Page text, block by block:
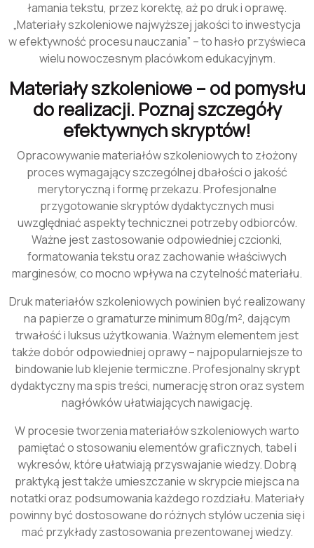
łamania tekstu, przez korektę, aż po druk i oprawę.
„Materiały szkoleniowe najwyższej jakości to inwestycja
w efektywność procesu nauczania” – to hasło przyświeca
wielu nowoczesnym placówkom edukacyjnym.
Materiały szkoleniowe – od pomysłu
do realizacji. Poznaj szczegóły
efektywnych skryptów!
Opracowywanie materiałów szkoleniowych to złożony
proces wymagający szczególnej dbałości o jakość
merytoryczną i formę przekazu. Profesjonalne
przygotowanie skryptów dydaktycznych musi
uwzględniać aspekty technicznei potrzeby odbiorców.
Ważne jest zastosowanie odpowiedniej czcionki,
formatowania tekstu oraz zachowanie właściwych
marginesów, co mocno wpływa na czytelność materiału.
Druk materiałów szkoleniowych powinien być realizowany
na papierze o gramaturze minimum 80g/m², dającym
trwałość i luksus użytkowania. Ważnym elementem jest
także dobór odpowiedniej oprawy – najpopularniejsze to
bindowanie lub klejenie termiczne. Profesjonalny skrypt
dydaktyczny ma spis treści, numerację stron oraz system
nagłówków ułatwiających nawigację.
W procesie tworzenia materiałów szkoleniowych warto
pamiętać o stosowaniu elementów graficznych, tabel i
wykresów, które ułatwiają przyswajanie wiedzy. Dobrą
praktyką jest także umieszczanie w skrypcie miejsca na
notatki oraz podsumowania każdego rozdziału. Materiały
powinny być dostosowane do różnych stylów uczenia się i
mać przykłady zastosowania prezentowanej wiedzy.